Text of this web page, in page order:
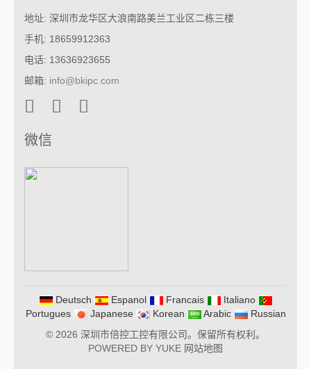
地址: 深圳市龙华区大浪南路美兰工业区二栋三楼
手机: 18659912363
电话: 13636923655
邮箱: info@bkipc.com
微信
Deutsch Espanol Francais
Italiano
Portugues
Japanese Korean Arabic
Russian
© 2026 深圳市倍控工控有限公司。保留所有权利。
POWERED BY YUKE 网站地图